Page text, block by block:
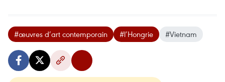
#œuvres d’art contemporain #l’Hongrie #Vietnam